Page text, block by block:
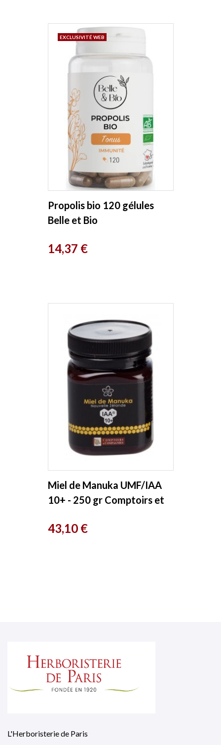
Propolis bio 120 gélules
Belle et Bio
Prix
14,37 €
EXCLUSIVITÉ WEB
Miel de Manuka UMF/IAA
10+ - 250 gr Comptoirs et
Prix
43,10 €
L'Herboristerie de Paris